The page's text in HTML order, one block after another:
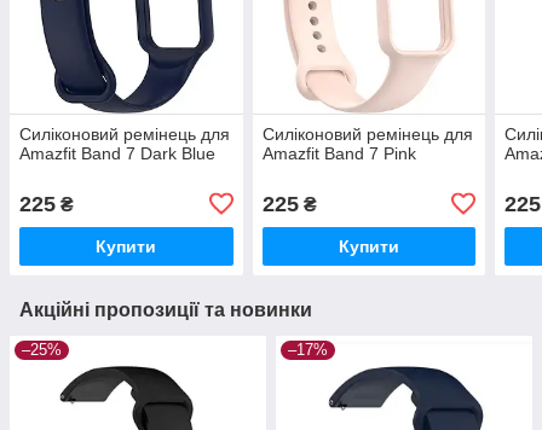
Силіконовий ремінець для
Amazfit Band 7 Dark Blue
225 ₴
Купити
Силіконовий ремінець для
Amazfit Band 7 Pink
225₴
Купити
225
Акційні пропозиції та новинки
–25% –17%